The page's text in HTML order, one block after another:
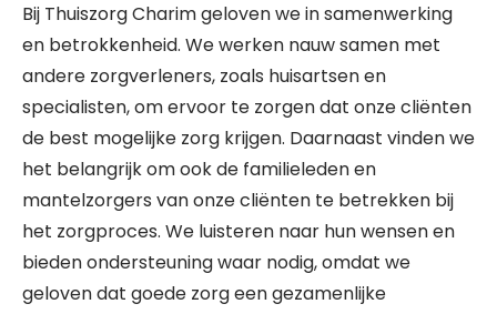
Bij Thuiszorg Charim geloven we in samenwerking
en betrokkenheid. We werken nauw samen met
andere zorgverleners, zoals huisartsen en
specialisten, om ervoor te zorgen dat onze cliënten
de best mogelijke zorg krijgen. Daarnaast vinden we
het belangrijk om ook de familieleden en
mantelzorgers van onze cliënten te betrekken bij
het zorgproces. We luisteren naar hun wensen en
bieden ondersteuning waar nodig, omdat we
geloven dat goede zorg een gezamenlijke